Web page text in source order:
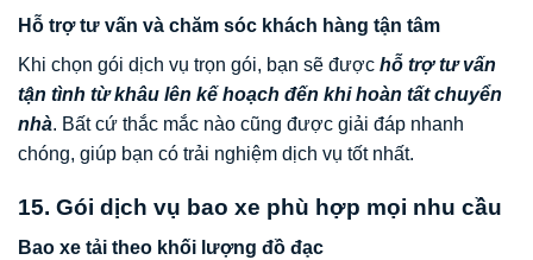
Hỗ trợ tư vấn và chăm sóc khách hàng tận tâm
Khi chọn gói dịch vụ trọn gói, bạn sẽ được hỗ trợ tư vấn
tận tình từ khâu lên kế hoạch đến khi hoàn tất chuyển
nhà. Bất cứ thắc mắc nào cũng được giải đáp nhanh
chóng, giúp bạn có trải nghiệm dịch vụ tốt nhất.
15. Gói dịch vụ bao xe phù hợp mọi nhu cầu
Bao xe tải theo khối lượng đồ đạc